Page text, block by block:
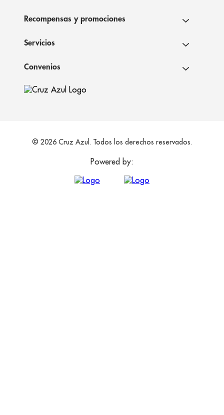
Recompensas y promociones
Servicios
Convenios
© 2026 Cruz Azul. Todos los derechos reservados.
Powered by: